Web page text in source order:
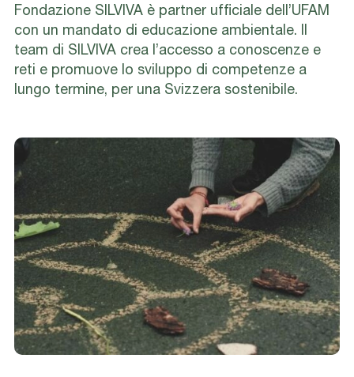
Fondazione SILVIVA è partner ufficiale dell’UFAM
con un mandato di educazione ambientale. Il
team di SILVIVA crea l’accesso a conoscenze e
reti e promuove lo sviluppo di competenze a
lungo termine, per una Svizzera sostenibile.